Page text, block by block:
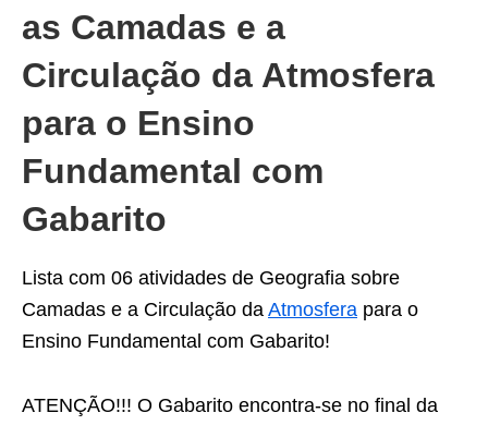
as Camadas e a
Circulação da Atmosfera
para o Ensino
Fundamental com
Gabarito
Lista com 06 atividades de Geografia sobre
Camadas e a Circulação da Atmosfera para o
Ensino Fundamental com Gabarito!
ATENÇÃO!!! O Gabarito encontra-se no final da